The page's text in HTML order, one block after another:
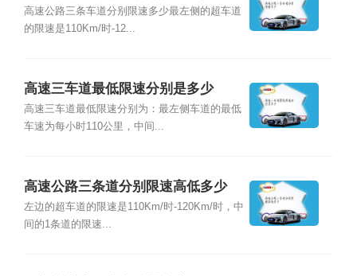
高速公路三条车道分别限速多少最左侧的超车道
的限速是110Km/时-12...
高速三车道最低限速分别是多少
高速三车道最低限速分别为：最左侧车道的最低
车速为每小时110公里，中间...
高速公路三条道分别限速高低多少
左边的超车道的限速是110Km/时-120Km/时，中
间的1条道的限速...